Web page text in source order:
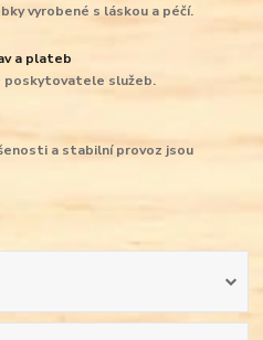
vyrobené s láskou a péčí.
a plateb
poskytovatele služeb.
a stabilní provoz jsou